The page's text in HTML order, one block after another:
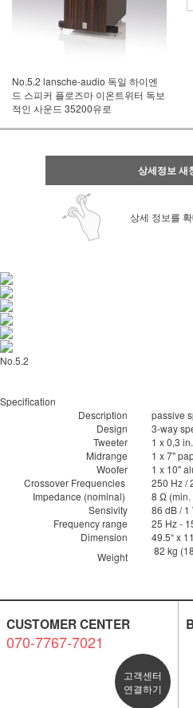
No.5.2 lansche-audio 독일 하이엔
드 스피커 플로즈마 이온트위터 독보
적인 사운드 35200유로
상세정보 새
상세 정보를
No.5.2
Specification
Description
passive
Design
3-way
Tweeter
1 x 0,3
Midrange
1 x 7"
Woofer
1 x 10"
Crossover Frequencies
250 Hz /
Impedance (nominal)
8 Ω (min.
Sensivity
86 dB / 1
Frequency range
25 Hz -
Dimension
49.5“ x
Weight
82 kg
CUSTOMER CENTER
070-7767-7021
고객센터
연결하기